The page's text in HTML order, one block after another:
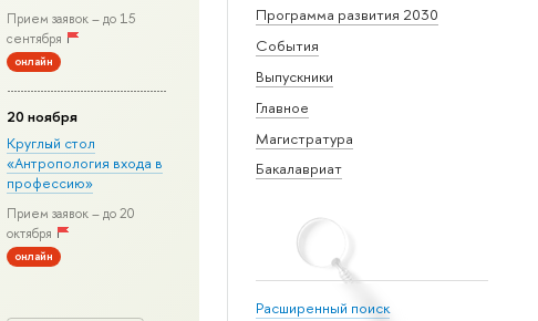
Программа развития 2030
События
Выпускники
Главное
Магистратура
Бакалавриат
Расширенный поиск
Прием заявок – до 15
сентября
онлайн
20 ноября
Круглый стол
«Антропология входа в
профессию»
Прием заявок – до 20
октября
онлайн